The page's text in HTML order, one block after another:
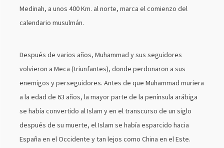
Medinah, a unos 400 Km. al norte, marca el comienzo del
calendario musulmán.
Después de varios años, Muhammad y sus seguidores
volvieron a Meca (triunfantes), donde perdonaron a sus
enemigos y perseguidores. Antes de que Muhammad muriera
a la edad de 63 años, la mayor parte de la península arábiga
se había convertido al Islam y en el transcurso de un siglo
después de su muerte, el Islam se había esparcido hacia
España en el Occidente y tan lejos como China en el Este.